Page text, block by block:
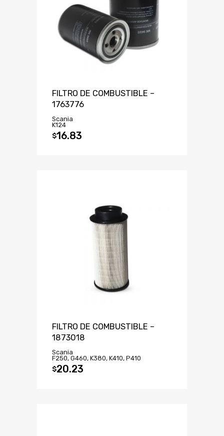
FILTRO DE COMBUSTIBLE –
1763776
Scania
K124
$16.83
FILTRO DE COMBUSTIBLE –
1873018
Scania
F250, G460, K380, K410, P410
$20.23